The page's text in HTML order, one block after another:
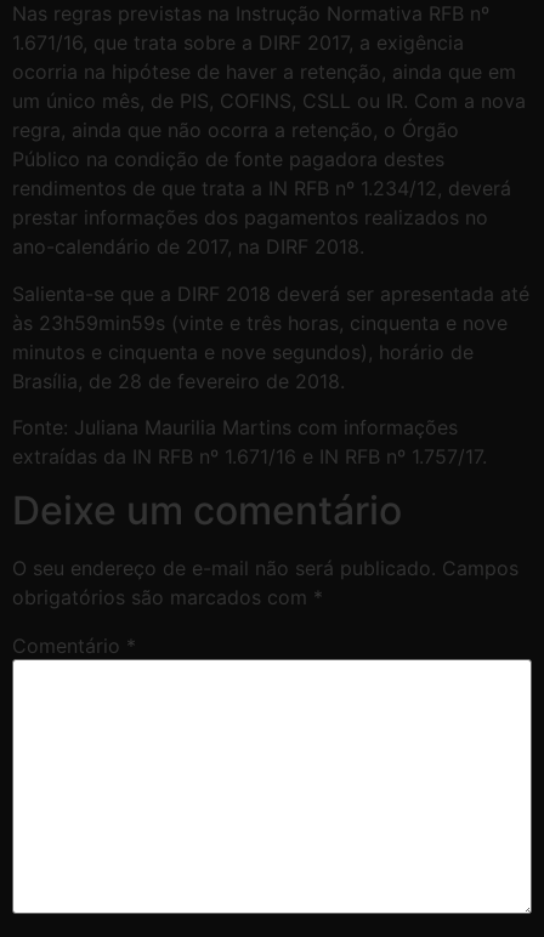
Nas regras previstas na Instrução Normativa RFB nº
1.671/16, que trata sobre a DIRF 2017, a exigência
ocorria na hipótese de haver a retenção, ainda que em
um único mês, de PIS, COFINS, CSLL ou IR. Com a nova
regra, ainda que não ocorra a retenção, o Órgão
Público na condição de fonte pagadora destes
rendimentos de que trata a IN RFB nº 1.234/12, deverá
prestar informações dos pagamentos realizados no
ano-calendário de 2017, na DIRF 2018.
Salienta-se que a DIRF 2018 deverá ser apresentada até
às 23h59min59s (vinte e três horas, cinquenta e nove
minutos e cinquenta e nove segundos), horário de
Brasília, de 28 de fevereiro de 2018.
Fonte: Juliana Maurilia Martins com informações
extraídas da IN RFB nº 1.671/16 e IN RFB nº 1.757/17.
Deixe um comentário
O seu endereço de e-mail não será publicado. Campos
obrigatórios são marcados com *
Comentário *